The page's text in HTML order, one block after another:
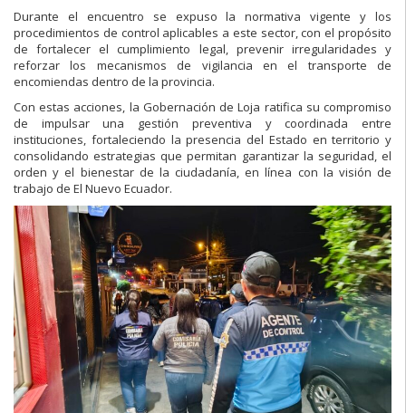
Durante el encuentro se expuso la normativa vigente y los
procedimientos de control aplicables a este sector, con el propósito
de fortalecer el cumplimiento legal, prevenir irregularidades y
reforzar los mecanismos de vigilancia en el transporte de
encomiendas dentro de la provincia.
Con estas acciones, la Gobernación de Loja ratifica su compromiso
de impulsar una gestión preventiva y coordinada entre
instituciones, fortaleciendo la presencia del Estado en territorio y
consolidando estrategias que permitan garantizar la seguridad, el
orden y el bienestar de la ciudadanía, en línea con la visión de
trabajo de El Nuevo Ecuador.